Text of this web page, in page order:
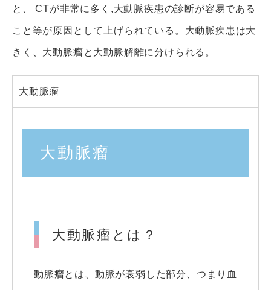
と、 CTが非常に多く,大動脈疾患の診断が容易である
こと等が原因として上げられている。大動脈疾患は大
きく、大動脈瘤と大動脈解離に分けられる。
大動脈瘤
大動脈瘤
大動脈瘤とは？
動脈瘤とは、動脈が衰弱した部分、つまり血